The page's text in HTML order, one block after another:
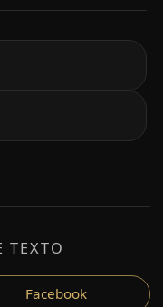
TEXTO
Facebook